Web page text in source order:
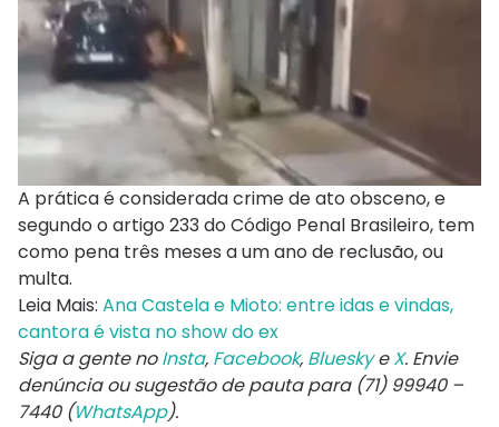
A prática é considerada crime de ato obsceno, e
segundo o artigo 233 do Código Penal Brasileiro, tem
como pena três meses a um ano de reclusão, ou
multa.
Leia Mais: Ana Castela e Mioto: entre idas e vindas,
cantora é vista no show do ex
Siga a gente noInsta, Facebook, BlueskyeX. Envie
denúncia ou sugestão de pauta para (71) 99940 –
7440 (WhatsApp).